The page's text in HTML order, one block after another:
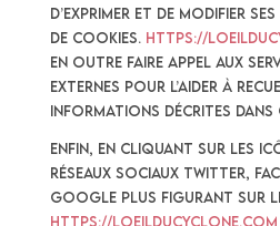
d’exprimer et de modifier
de Cookies. https://
en outre faire appel aux
externes pour l’aider à
informations décrites
Enfin, en cliquant sur les
réseaux sociaux Twitter,
Google Plus figurant sur
https://loeilducyclone.com